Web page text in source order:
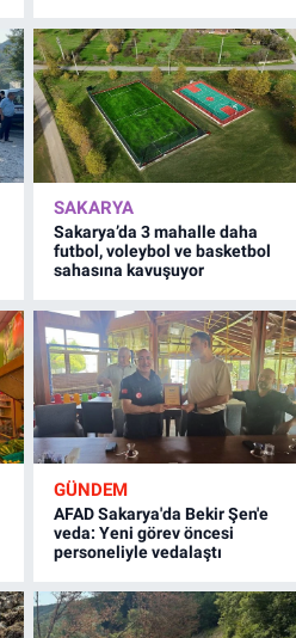
SAKARYA
Sakarya’da 3 mahalle daha
futbol, voleybol ve basketbol
sahasına kavuşuyor
GÜNDEM
AFAD Sakarya'da Bekir Şen'e
veda: Yeni görev öncesi
personeliyle vedalaştı